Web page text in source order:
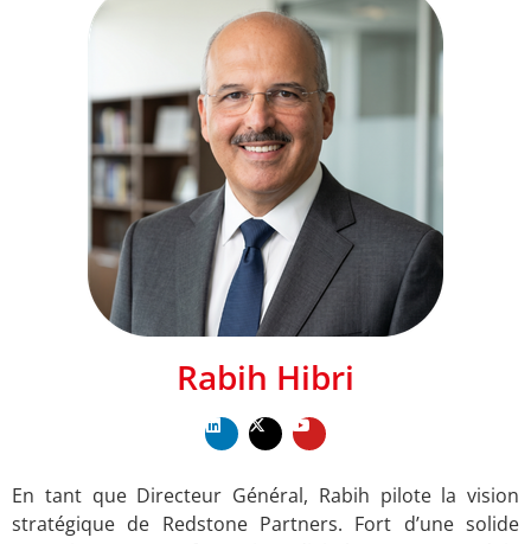
Rabih Hibri
En tant que Directeur Général, Rabih pilote la vision
stratégique de Redstone Partners. Fort d’une solide